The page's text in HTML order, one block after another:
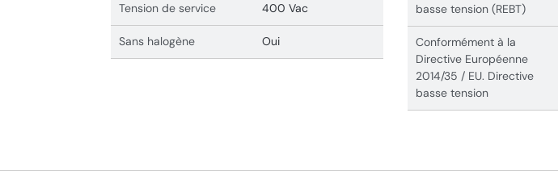
Tension de service 400 Vac
Sans halogène Oui
basse tension (REBT)
Conformément à la
Directive Européenne
2014/35 / EU. Directive
basse tension